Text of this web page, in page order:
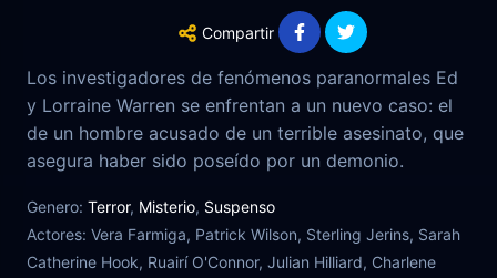
Compartir
Los investigadores de fenómenos paranormales Ed
y Lorraine Warren se enfrentan a un nuevo caso: el
de un hombre acusado de un terrible asesinato, que
asegura haber sido poseído por un demonio.
Genero: Terror, Misterio, Suspenso
Actores: Vera Farmiga, Patrick Wilson, Sterling Jerins, Sarah
Catherine Hook, Ruairí O'Connor, Julian Hilliard, Charlene